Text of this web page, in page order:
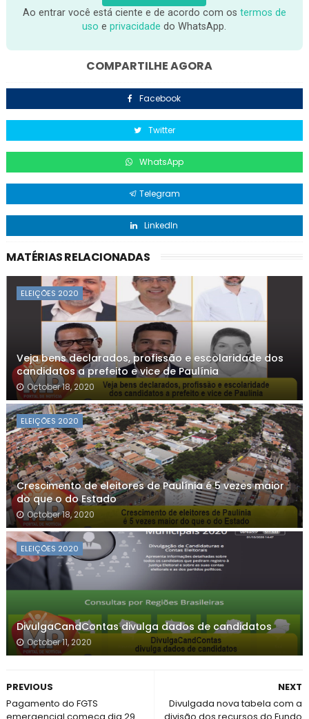
Ao entrar você está ciente e de acordo com os termos de
uso eprivacidade do WhatsApp.
COMPARTILHE AGORA
Facebook
Twitter
WhatsApp
Telegram
LinkedIn
MATÉRIAS RELACIONADAS
ELEIÇÕES 2020
Veja bens declarados, profissão e escolaridade dos
candidatos a prefeito e vice de Paulínia
October 18, 2020
ELEIÇÕES 2020
Crescimento de eleitores de Paulínia é 5 vezes maior
do que o do Estado
October 18, 2020
ELEIÇÕES 2020
DivulgaCandContas divulga dados de candidatos
October 11, 2020
NEXT
Divulgada nova tabela com a
divisão dos recursos do Fundo
PREVIOUS
Pagamento do FGTS
emergencial começa dia 29